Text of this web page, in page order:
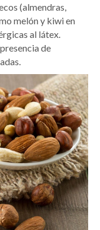
(almendras,
melón y kiwi en
al látex.
de